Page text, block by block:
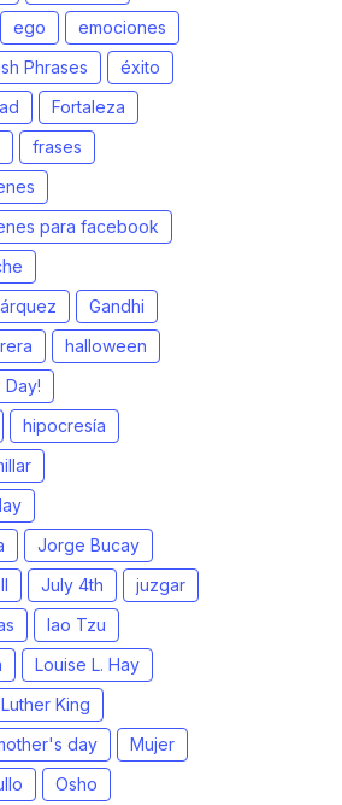
ego
emociones
Phrases
éxito
Fortaleza
frases
para facebook
Gandhi
halloween
hipocresía
Jorge Bucay
July 4th
juzgar
lao Tzu
Louise L. Hay
King
day
Mujer
Osho